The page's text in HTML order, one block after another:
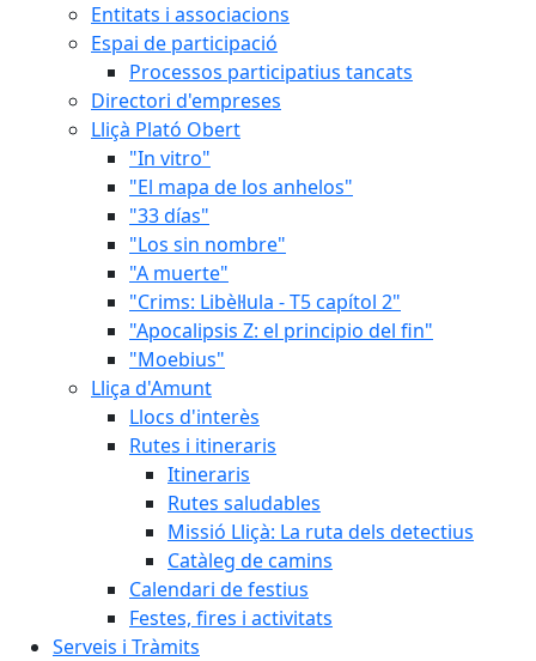
Entitats i associacions
Espai de participació
Processos participatius tancats
Directori d'empreses
Lliçà Plató Obert
"In vitro"
"El mapa de los anhelos"
"33 días"
"Los sin nombre"
"A muerte"
"Crims: Libèl·lula - T5 capítol 2"
"Apocalipsis Z: el principio del fin"
"Moebius"
Lliça d'Amunt
Llocs d'interès
Rutes i itineraris
Itineraris
Rutes saludables
Missió Lliçà: La ruta dels detectius
Catàleg de camins
Calendari de festius
Festes, fires i activitats
Serveis i Tràmits